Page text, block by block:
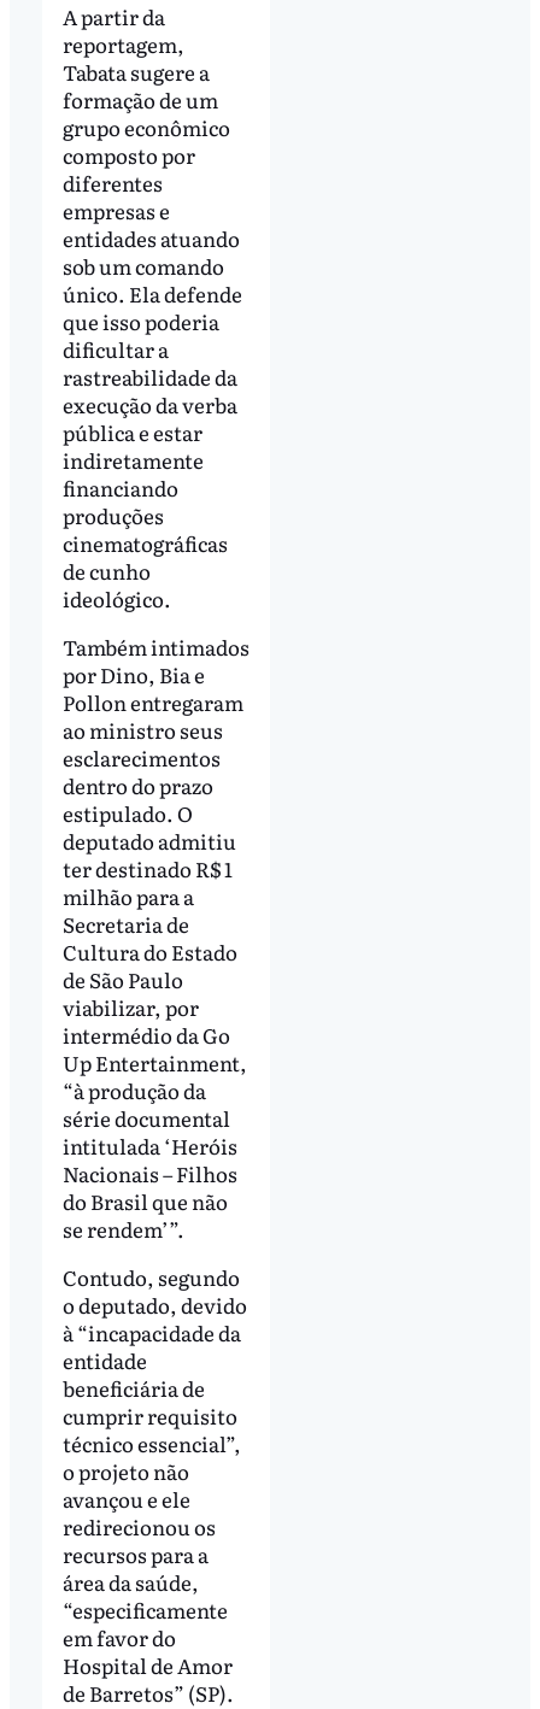
A partir da
reportagem,
Tabata sugere a
formação de um
grupo econômico
composto por
diferentes
empresas e
entidades atuando
sob um comando
único. Ela defende
que isso poderia
dificultar a
rastreabilidade da
execução da verba
pública e estar
indiretamente
financiando
produções
cinematográficas
de cunho
ideológico.
Também intimados
por Dino, Bia e
Pollon entregaram
ao ministro seus
esclarecimentos
dentro do prazo
estipulado. O
deputado admitiu
ter destinado R$ 1
milhão para a
Secretaria de
Cultura do Estado
de São Paulo
viabilizar, por
intermédio da Go
Up Entertainment,
“à produção da
série documental
intitulada ‘Heróis
Nacionais – Filhos
do Brasil que não
se rendem’”.
Contudo, segundo
o deputado, devido
à “incapacidade da
entidade
beneficiária de
cumprir requisito
técnico essencial”,
o projeto não
avançou e ele
redirecionou os
recursos para a
área da saúde,
“especificamente
em favor do
Hospital de Amor
de Barretos” (SP).